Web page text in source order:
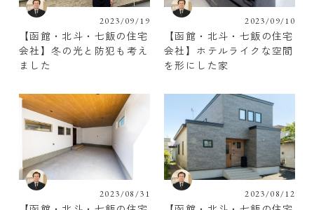
2023/09/19
【函館・北斗・七飯の住宅
会社】冬の光と防犯も考え
ました
2023/09/10
【函館・北斗・七飯の住宅
会社】ホテルライクな空間
を形にした家
2023/08/31 2023/08/12